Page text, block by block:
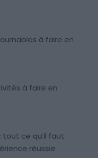
à faire en
à faire en
tout ce qu’il faut
réussie